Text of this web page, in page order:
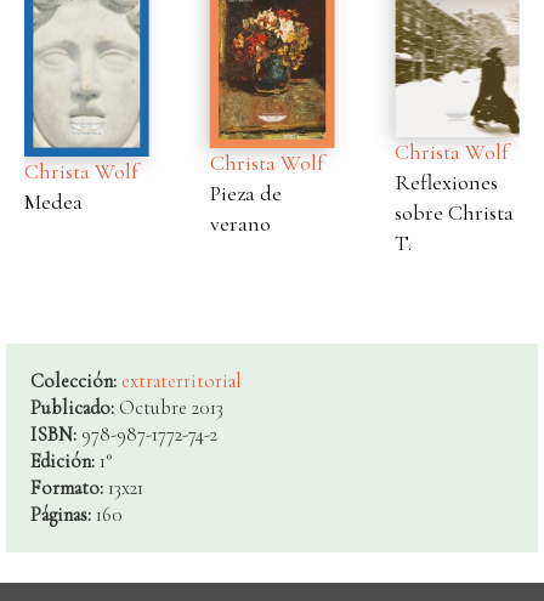
Christa Wolf
Pieza de
Christa Wolf
Reflexiones
Christa Wolf
Medea
Colección: extraterritorial
Publicado: Octubre 2013
ISBN: 978-987-1772-74-2
Edición: 1°
Formato: 13x21
Páginas: 160